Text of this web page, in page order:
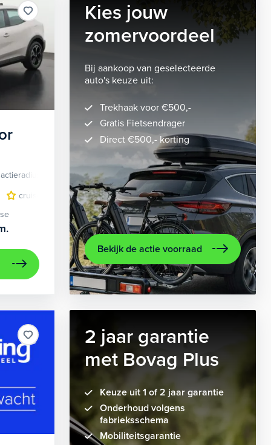
velgen 5-spaaks 18"
volledig digitaal
Elektrisch
cruise control adaptief LED koplampen
lichtmetalen
Kies jouw
zomervoordeel
Bij aankoop van geselecteerde
auto's keuze uit:
Trekhaak voor €500,-
Gratis Fietsendrager
Direct €500,- korting
Bekijk de actie voorraad
2 jaar garantie
met Bovag Plus
Keuze uit 1 of 2 jaar garantie
Onderhoud volgens
fabrieksschema
Mobiliteitsgarantie